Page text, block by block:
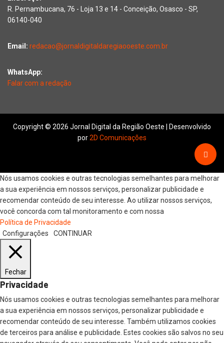
R. Pernambucana, 76 - Loja 13 e 14 - Conceição, Osasco - SP,
06140-040
Email: redacao@jornaldigitaldaregiaooeste.com.br
WhatsApp:
Falar com a redação
Copyright © 2026 Jornal Digital da Região Oeste | Desenvolvido
por2D Comunicações
Nós usamos cookies e outras tecnologias semelhantes para melhorar
a sua experiência em nossos serviços, personalizar publicidade e
recomendar conteúdo de seu interesse. Ao utilizar nossos serviços,
você concorda com tal monitoramento e com nossa
Política de Privacidade
Configurações
CONTINUAR
Fechar
Privacidade
Nós usamos cookies e outras tecnologias semelhantes para melhorar
a sua experiência em nossos serviços, personalizar publicidade e
recomendar conteúdo de seu interesse. Também utilizamos cookies
de terceiros para análise e publicidade. Estes cookies são salvos no seu